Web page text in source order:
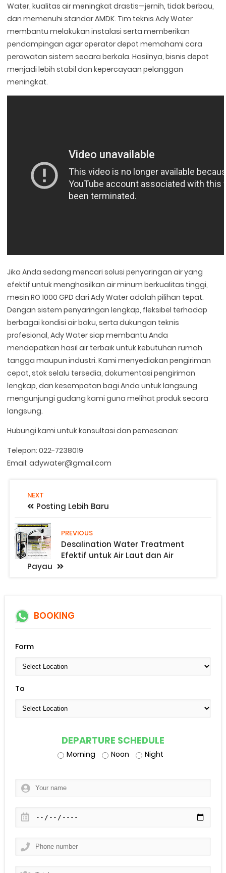
Water, kualitas air meningkat drastis—jernih, tidak berbau,
dan memenuhi standar AMDK. Tim teknis Ady Water
membantu melakukan instalasi serta memberikan
pendampingan agar operator depot memahami cara
perawatan sistem secara berkala. Hasilnya, bisnis depot
menjadi lebih stabil dan kepercayaan pelanggan
meningkat.
Jika Anda sedang mencari solusi penyaringan air yang
efektif untuk menghasilkan air minum berkualitas tinggi,
mesin RO 1000 GPD dari Ady Water adalah pilihan tepat.
Dengan sistem penyaringan lengkap, fleksibel terhadap
berbagai kondisi air baku, serta dukungan teknis
profesional, Ady Water siap membantu Anda
mendapatkan hasil air terbaik untuk kebutuhan rumah
tangga maupun industri. Kami menyediakan pengiriman
cepat, stok selalu tersedia, dokumentasi pengiriman
lengkap, dan kesempatan bagi Anda untuk langsung
mengunjungi gudang kami guna melihat produk secara
langsung.
Hubungi kami untuk konsultasi dan pemesanan:
Telepon: 022-7238019
Email: adywater@gmail.com
NEXT
Posting Lebih Baru
PREVIOUS
Desalination Water Treatment
Efektif untuk Air Laut dan Air
Payau
BOOKING
Form
To
DEPARTURE SCHEDULE
Morning Noon Night